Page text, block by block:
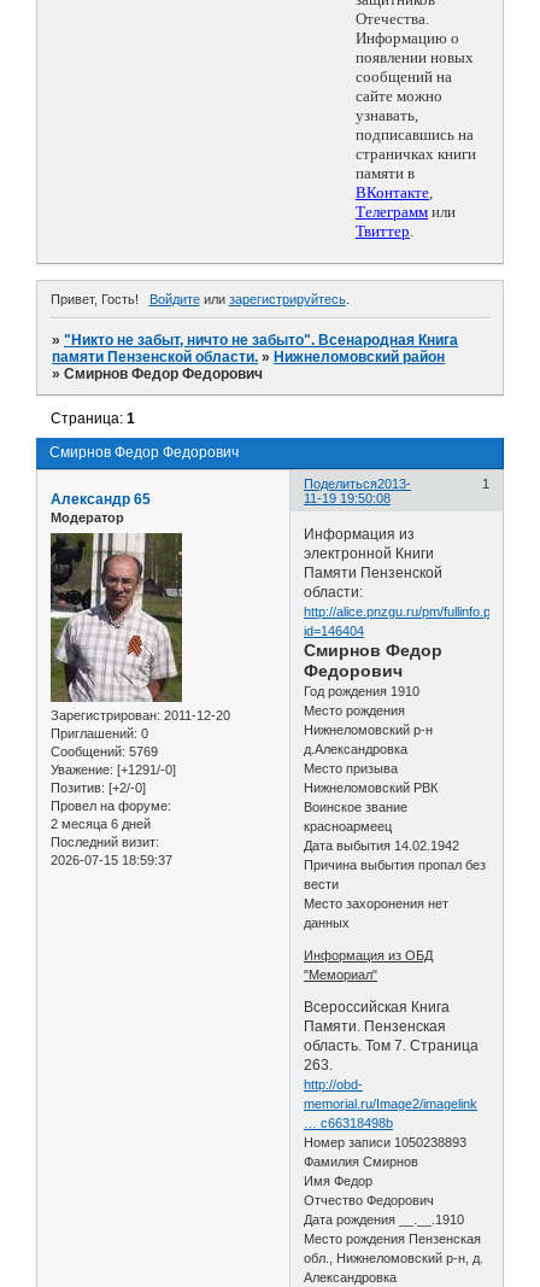
Отечества.
Информацию о
появлении новых
сообщений на
сайте можно
узнавать,
подписавшись на
страничках книги
памяти в
ВКонтакте,
Телеграмм или
Твиттер.
Привет, Гость! Войдитеили зарегистрируйтесь.
»"Никто не забыт, ничто не забыто". Всенародная Книга
памяти Пензенской области. » Нижнеломовский район
»Смирнов Федор Федорович
Смирнов Федор Федорович
Страница:1
Поделиться 1
2013-
11-19 19:50:08
Александр 65
Модератор
Зарегистрирован: 2011-12-20
Приглашений: 0
Сообщений: 5769
Уважение: [+1291/-0]
Позитив: [+2/-0]
Провел на форуме:
2 месяца 6 дней
Последний визит:
2026-07-15 18:59:37
Информация из
электронной Книги
Памяти Пензенской
области:
http://alice.pnzgu.ru/pm/fullinfo.php?
id=146404
Смирнов Федор
Федорович
Год рождения 1910
Место рождения
Нижнеломовский р-н
д.Александровка
Место призыва
Нижнеломовский РВК
Воинское звание
красноармеец
Дата выбытия 14.02.1942
Причина выбытия пропал без
вести
Место захоронения нет
данных
Информация из ОБД
"Мемориал"
Всероссийская Книга
Памяти. Пензенская
область. Том 7. Страница
263.
http://obd-
memorial.ru/Image2/imagelink
… c66318498b
Номер записи 1050238893
Фамилия Смирнов
Имя Федор
Отчество Федорович
Дата рождения __.__.1910
Место рождения Пензенская
обл., Нижнеломовский р-н, д.
Александровка